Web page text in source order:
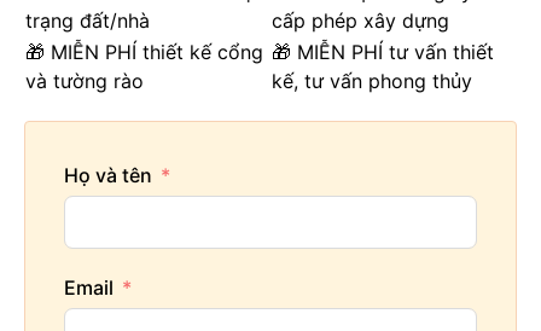
trạng đất/nhà
cấp phép xây dựng
🎁 MIỄN PHÍ thiết kế cổng
và tường rào
🎁 MIỄN PHÍ tư vấn thiết
kế, tư vấn phong thủy
Họ và tên
Email